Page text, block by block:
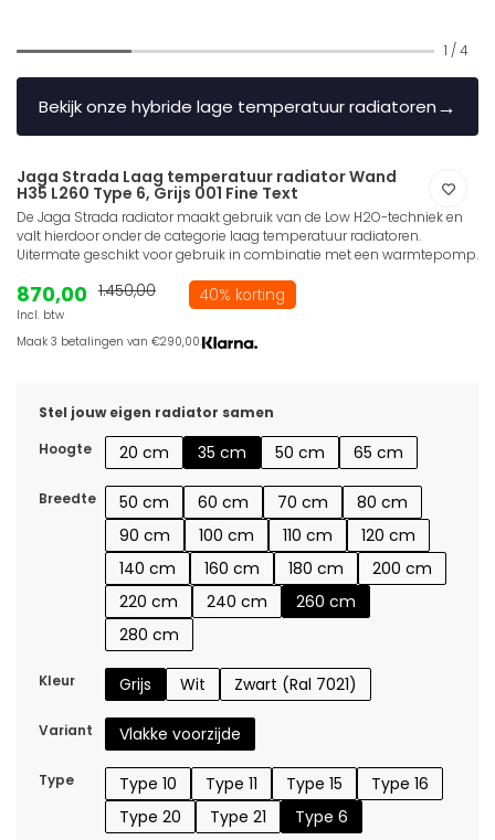
1 / 4
Bekijk onze hybride lage temperatuur radiatoren→
Jaga Strada Laag temperatuur radiator Wand
H35 L260 Type 6, Grijs 001 Fine Text
De Jaga Strada radiator maakt gebruik van de Low H2O-techniek en
valt hierdoor onder de categorie laag temperatuur radiatoren.
Uitermate geschikt voor gebruik in combinatie met een warmtepomp.
870,00
Incl. btw
1.450,00 40% korting
Maak 3 betalingen van €290,00.
Stel jouw eigen radiator samen
Hoogte
20 cm 35 cm 50 cm 65 cm
Breedte 50 cm 60 cm 70 cm
80 cm
90 cm
100 cm 110 cm
120 cm
140 cm
160 cm 180 cm
200 cm
220 cm
240 cm
260 cm
280 cm
Kleur Grijs Wit Zwart (Ral 7021)
Variant Vlakke voorzijde
Type Type 10 Type 11 Type 15
Type 16
Type 20
Type 21 Type 6